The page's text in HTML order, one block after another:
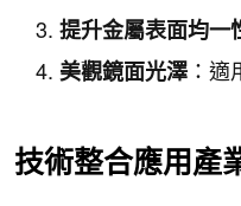
提升金屬表面均一
美觀鏡面光澤：適
技術整合應用產